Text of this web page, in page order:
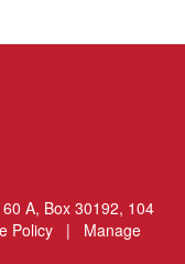
A, Box 30192, 104
Policy | Manage